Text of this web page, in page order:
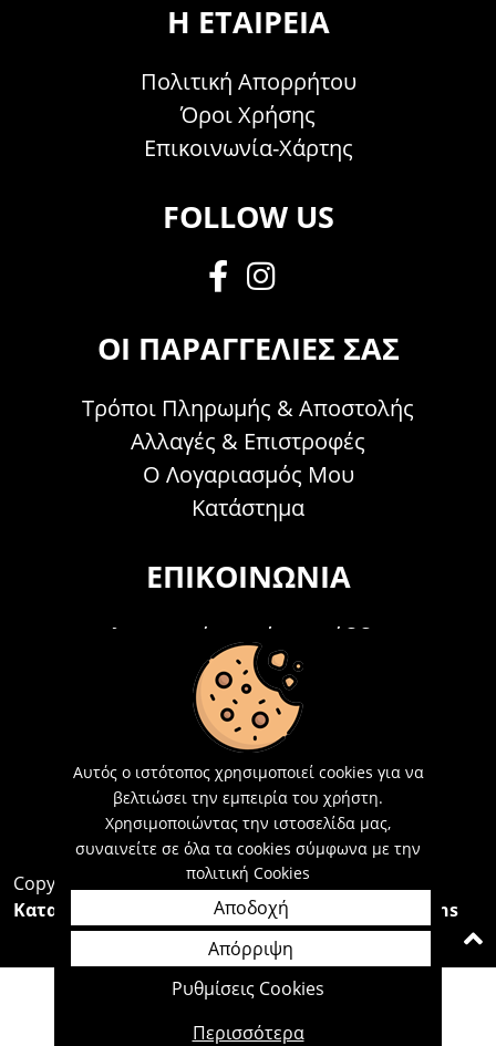
Η ΕΤΑΙΡΕΊΑ
Πολιτική Απορρήτου
Όροι Χρήσης
Επικοινωνία-Χάρτης
FOLLOW US
ΟΙ ΠΑΡΑΓΓΕΛΊΕΣ ΣΑΣ
Τρόποι Πληρωμής & Αποστολής
Αλλαγές & Επιστροφές
Ο Λογαριασμός Μου
Κατάστημα
ΕΠΙΚΟΙΝΩΝΊΑ
Τηλεφωνικά Δευτέρα - Σάββατο
09:00 - 15:00
Τ: 26214 00104
info@acosmetics.gr
Copyright 2026,
Acosmetics Αθανασόπουλος
Κατασκευή Ιστοσελίδων Interactive Net Solutions
Αυτός ο ιστότοπος χρησιμοποιεί cookies για να
βελτιώσει την εμπειρία του χρήστη.
Χρησιμοποιώντας την ιστοσελίδα μας,
συναινείτε σε όλα τα cookies σύμφωνα με την
πολιτική Cookies
Αποδοχή
Απόρριψη
Ρυθμίσεις Cookies
Περισσότερα